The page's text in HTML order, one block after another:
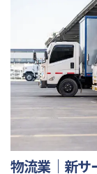
物流業｜新サ